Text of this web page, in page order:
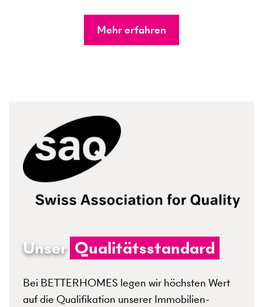
Mehr erfahren
Unser Qualitätsstandard
Bei BETTERHOMES legen wir höchsten Wert
auf die Qualifikation unserer Immobilien­